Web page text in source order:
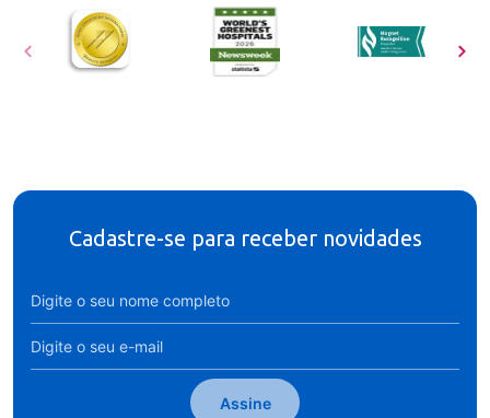
Cadastre-se para receber novidades
Assine